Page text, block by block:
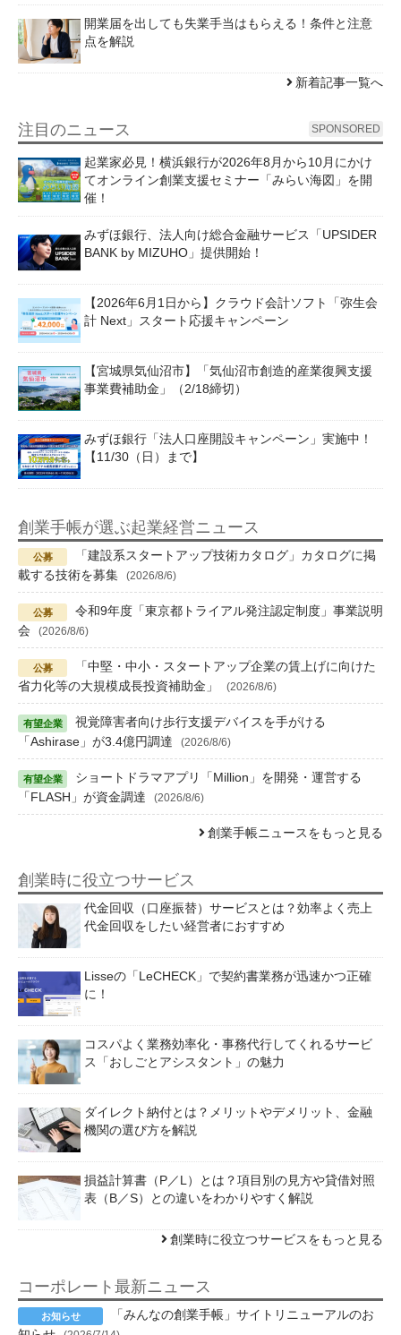
開業届を出しても失業手当はもらえる！条件と注意
点を解説
新着記事一覧へ
注目のニュース SPONSORED
起業家必見！横浜銀行が2026年8月から10月にかけ
てオンライン創業支援セミナー「みらい海図」を開
催！
みずほ銀行、法人向け総合金融サービス「UPSIDER
BANK by MIZUHO」提供開始！
【2026年6月1日から】クラウド会計ソフト「弥生会
計 Next」スタート応援キャンペーン
【宮城県気仙沼市】「気仙沼市創造的産業復興支援
事業費補助金」（2/18締切）
みずほ銀行「法人口座開設キャンペーン」実施中！
【11/30（日）まで】
創業手帳が選ぶ起業経営ニュース
「建設系スタートアップ技術カタログ」カタログに掲
載する技術を募集
(2026/8/6)
令和9年度「東京都トライアル発注認定制度」事業説明
会
(2026/8/6)
「中堅・中小・スタートアップ企業の賃上げに向けた
省力化等の大規模成長投資補助金」
(2026/8/6)
視覚障害者向け歩行支援デバイスを手がける
「Ashirase」が3.4億円調達
(2026/8/6)
ショートドラマアプリ「Million」を開発・運営する
「FLASH」が資金調達
(2026/8/6)
創業手帳ニュースをもっと見る
創業時に役立つサービス
代金回収（口座振替）サービスとは？効率よく売上
代金回収をしたい経営者におすすめ
Lisseの「LeCHECK」で契約書業務が迅速かつ正確
に！
コスパよく業務効率化・事務代行してくれるサービ
ス「おしごとアシスタント」の魅力
ダイレクト納付とは？メリットやデメリット、金融
機関の選び方を解説
損益計算書（P／L）とは？項目別の見方や貸借対照
表（B／S）との違いをわかりやすく解説
創業時に役立つサービスをもっと見る
コーポレート最新ニュース
「みんなの創業手帳」サイトリニューアルのお